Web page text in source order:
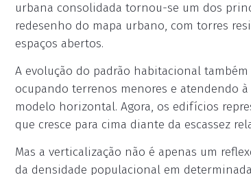
urbana consolidada tornou-se um dos
redesenho do mapa urbano, com torres
espaços abertos.
A evolução do padrão habitacional
ocupando terrenos menores e atendendo
modelo horizontal. Agora, os edifícios
que cresce para cima diante da escassez
Mas a verticalização não é apenas um
da densidade populacional em